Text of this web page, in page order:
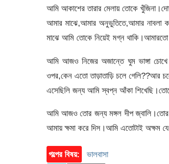
আমি আকাশের তারার মেলায় তোকে
আমার মাঝে,আমার অনুভুতিতে,আমার নাবলা
মাঝে আমি তোকে নিয়েই মগ্ন
আমি আজও নিজের অজান্তে ঘুম ভাঙ্গা
ওপর,কেন এতো তাড়াতাড়ি চলে গেলি??আর
এসেছিলি জন্য আমি স্বপ্ন আঁকা
আমি আজও তোর জন্য মঙ্গল দীপ জ্বালি।তোর
আমায় ক্ষমা করে দিস।আমি এতোটাই অক্ষম যে
গল্পের বিষয়: ভালবাসা